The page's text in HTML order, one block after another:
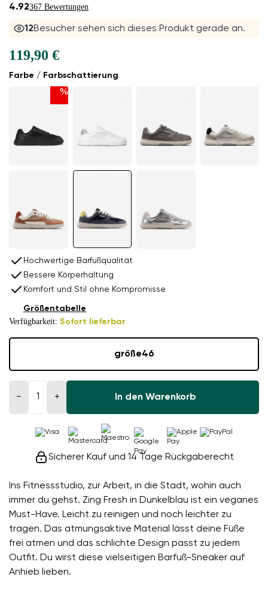
4.92367 Bewertungen
12Besucher sehen sich dieses Produkt gerade an.
Ins Fitnessstudio, zur Arbeit, in die Stadt, wohin auch
immer du gehst. Zing Fresh in Dunkelblau ist ein veganes
Must-Have. Leicht zu reinigen und noch leichter zu
tragen. Das atmungsaktive Material lässt deine Füße
frei atmen und das schlichte Design passt zu jedem
Outfit. Du wirst diese vielseitigen Barfuß-Sneaker auf
Anhieb lieben.
Farbe / Farbschattierung
%
119,90 €
Hochwertige Barfußqualität
Bessere Körperhaltung
Komfort und Stil ohne Kompromisse
Verfügbarkeit: Sofort lieferbar
Größentabelle
größe46
− + In den Warenkorb
Sicherer Kauf und 14 Tage Rückgaberecht